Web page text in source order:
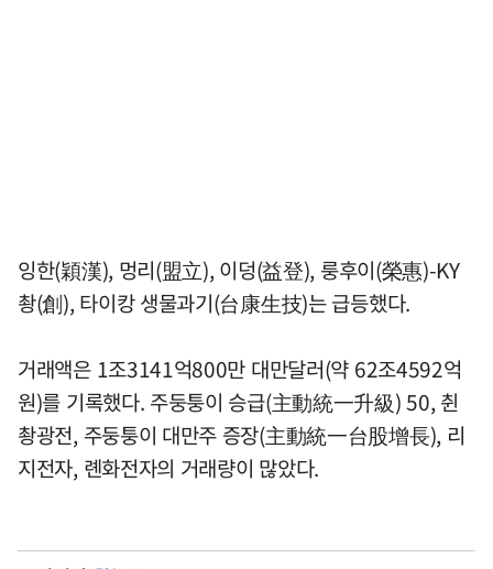
잉한(穎漢), 멍리(盟立), 이덩(益登), 룽후이(榮惠)-KY
촹(創), 타이캉 생물과기(台康生技)는 급등했다.
거래액은 1조3141억800만 대만달러(약 62조4592억
원)를 기록했다. 주둥퉁이 승급(主動統一升級) 50, 췬
촹광전, 주둥퉁이 대만주 증장(主動統一台股增長), 리
지전자, 롄화전자의 거래량이 많았다.